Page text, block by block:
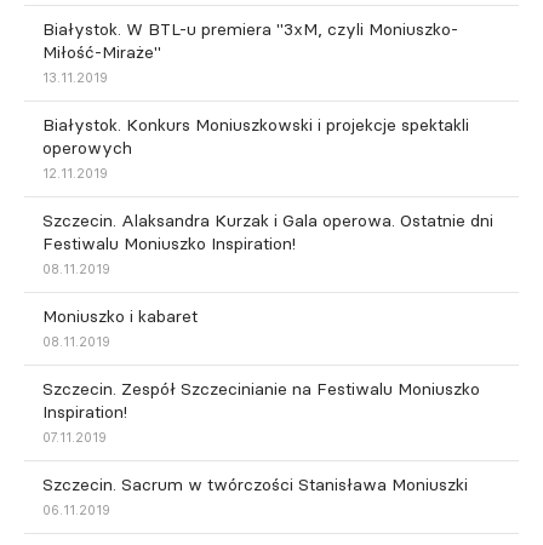
Białystok. W BTL-u premiera "3xM, czyli Moniuszko-
Miłość-Miraże"
13.11.2019
Białystok. Konkurs Moniuszkowski i projekcje spektakli
operowych
12.11.2019
Szczecin. Alaksandra Kurzak i Gala operowa. Ostatnie dni
Festiwalu Moniuszko Inspiration!
08.11.2019
Moniuszko i kabaret
08.11.2019
Szczecin. Zespół Szczecinianie na Festiwalu Moniuszko
Inspiration!
07.11.2019
Szczecin. Sacrum w twórczości Stanisława Moniuszki
06.11.2019